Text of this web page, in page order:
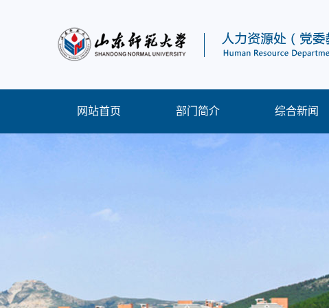
网站首页 部门简介 综合新闻